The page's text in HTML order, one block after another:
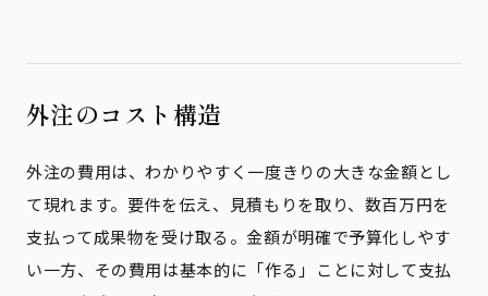
外注のコスト構造
外注の費用は、わかりやすく一度きりの大きな金額とし
て現れます。要件を伝え、見積もりを取り、数百万円を
支払って成果物を受け取る。金額が明確で予算化しやす
い一方、その費用は基本的に「作る」ことに対して支払